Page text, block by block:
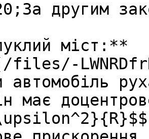
другим
мiст:**
автомобiль
має